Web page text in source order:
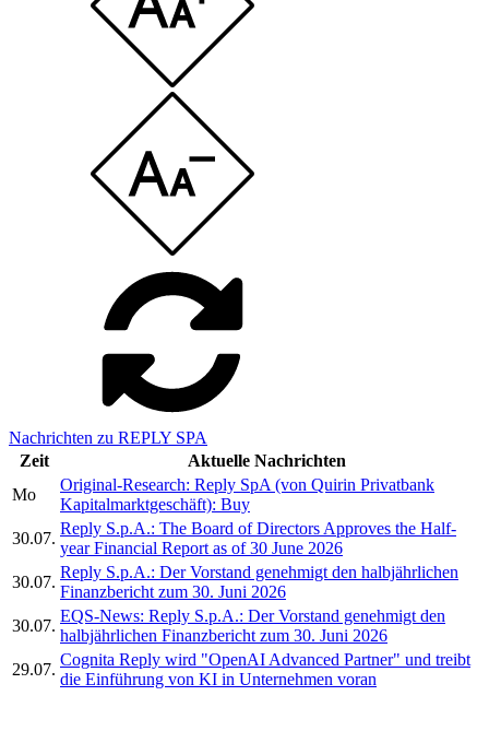
Nachrichten zu REPLY SPA
Zeit
Aktuelle Nachrichten
Mo
Original-Research: Reply SpA (von Quirin Privatbank
Kapitalmarktgeschäft): Buy
30.07.
Reply S.p.A.: The Board of Directors Approves the Half-
year Financial Report as of 30 June 2026
30.07.
Reply S.p.A.: Der Vorstand genehmigt den halbjährlichen
Finanzbericht zum 30. Juni 2026
30.07.
EQS-News: Reply S.p.A.: Der Vorstand genehmigt den
halbjährlichen Finanzbericht zum 30. Juni 2026
29.07.
Cognita Reply wird "OpenAI Advanced Partner" und treibt
die Einführung von KI in Unternehmen voran